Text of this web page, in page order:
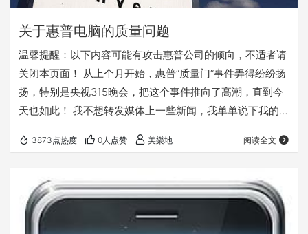
关于惠普电脑的质量问题
温馨提醒：以下内容可能有攻击惠普公司的倾向，不适者请
关闭本页面！ 从上个月开始，惠普“质量门”事件弄得纷纷扬
扬，特别是央视315晚会，把这个事件推向了高潮，直到今
天也如此！ 我不想转发媒体上一些新闻，我单单说下我的身
问题，第一时间来找我，当然少不了漂亮MM们，香吻和烛
中，惠普应该是最多的。当然出的问题很多，软件硬件问题
都有—— 胖子同学：没日没夜地疯狂地玩一款叫“真三”的
《魔兽争霸》改版RPG游戏，好端端的D…
3873点热度 0人点赞 美樂地 阅读全文